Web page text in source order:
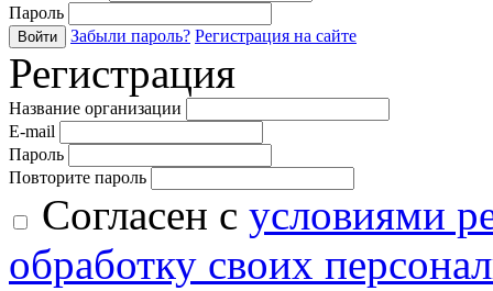
Пароль
Войти Забыли пароль? Регистрация на сайте
Регистрация
Название организации
E-mail
Пароль
Повторите пароль
Согласен с условиями
обработку своих